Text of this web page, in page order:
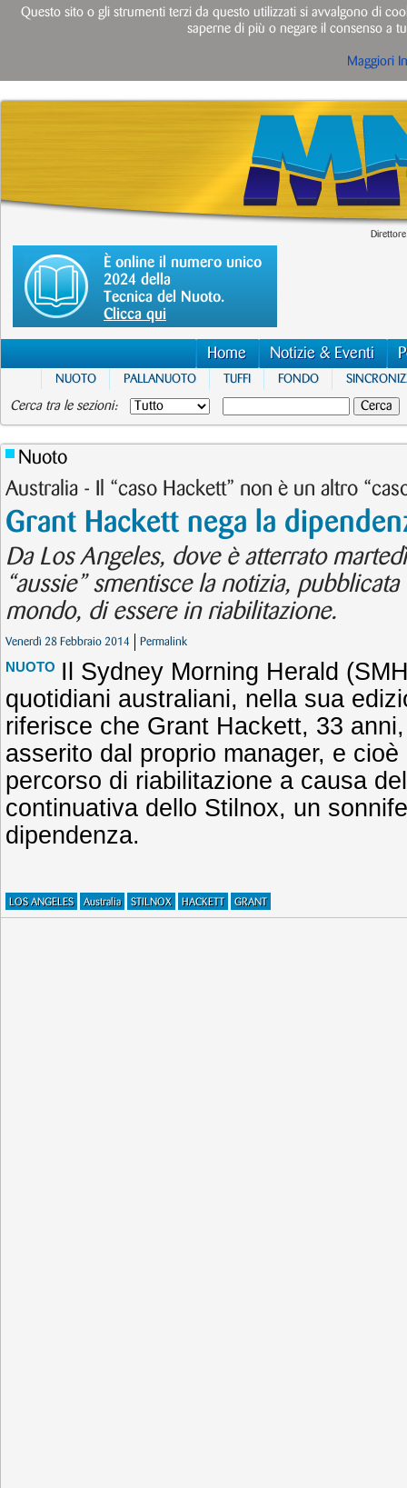
È online il numero unico
2024 della
Tecnica del Nuoto.
Clicca qui
Home Notizie & Eventi
NUOTO PALLANUOTO TUFFI FONDO
Cerca tra le sezioni:
Nuoto
Australia - Il “caso Hackett” non è un altro
Grant Hackett nega la
Da Los Angeles, dove è atterrato
“aussie” smentisce la notizia,
mondo, di essere in riabilitazione.
Venerdì 28 Febbraio 2014 Permalink
NUOTO Il Sydney Morning Herald
quotidiani australiani, nella sua
riferisce che Grant Hackett, 33
asserito dal proprio manager, e
percorso di riabilitazione a causa
continuativa dello Stilnox, un
dipendenza.
LOS ANGELES Australia STILNOX HACKETT GRANT
Questo sito o gli strumenti terzi da questo utilizzati si avvalgono di
saperne di più o negare il consenso a
Maggiori